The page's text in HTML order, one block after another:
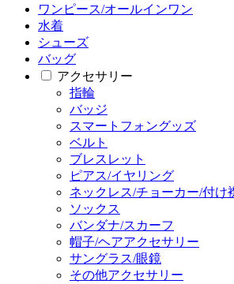
ワンピース/オールインワン
水着
シューズ
バッグ
アクセサリー
指輪
バッジ
スマートフォングッズ
ベルト
ブレスレット
ピアス/イヤリング
ネックレス/チョーカー/付け
ソックス
バンダナ/スカーフ
帽子/ヘアアクセサリー
サングラス/眼鏡
その他アクセサリー